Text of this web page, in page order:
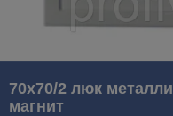
70х70/2 люк
магнит